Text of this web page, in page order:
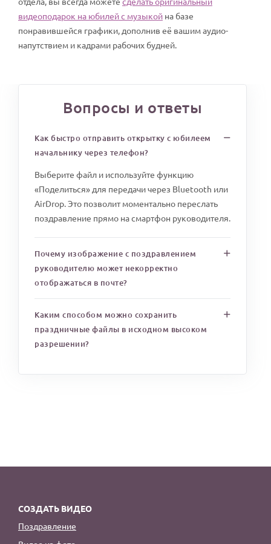
видеоподарок на юбилей с музыкой на базе
понравившейся графики, дополнив её вашим аудио-
напутствием и кадрами рабочих будней.
Вопросы и ответы
Как быстро отправить открытку с юбилеем
начальнику через телефон?
Выберите файл и используйте функцию
«Поделиться» для передачи через Bluetooth или
AirDrop. Это позволит моментально переслать
поздравление прямо на смартфон руководителя.
Почему изображение с поздравлением
руководителю может некорректно
отображаться в почте?
Каким способом можно сохранить
праздничные файлы в исходном высоком
разрешении?
СОЗДАТЬ ВИДЕО
Поздравление